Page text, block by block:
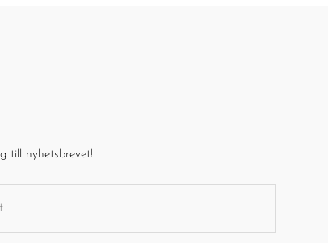
till nyhetsbrevet!